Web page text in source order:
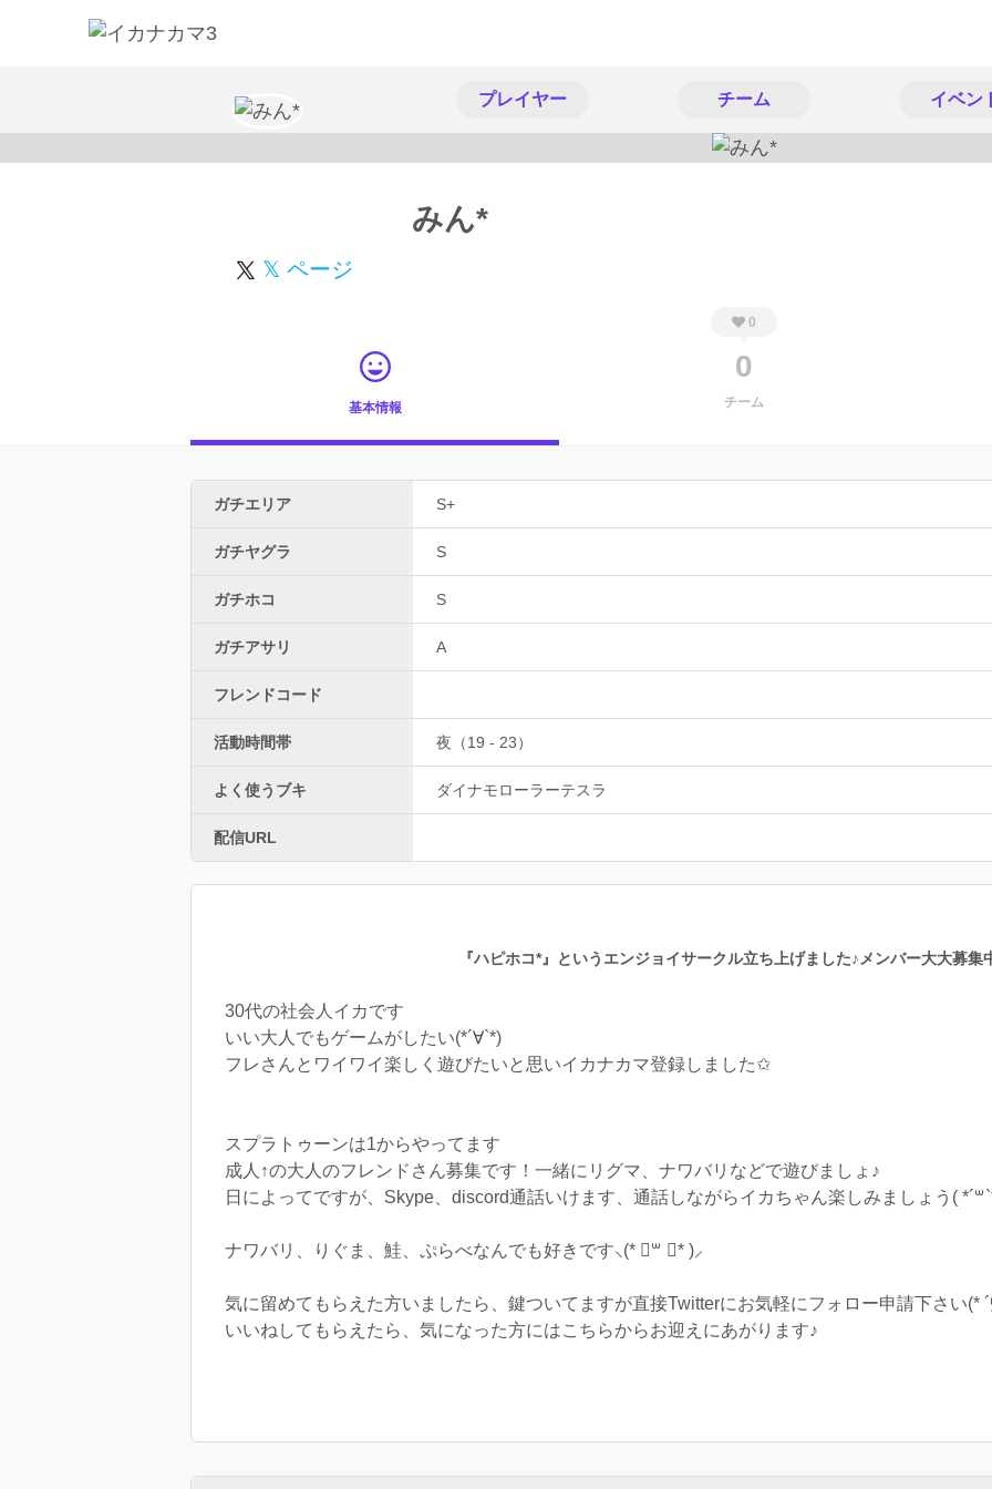
プレイヤー チーム イベン
みん*
𝕏 ページ
基本情報
0
0
チーム
ガチエリア S+
ガチヤグラ S
ガチホコ S
ガチアサリ A
フレンドコード
活動時間帯 夜（19 - 23）
よく使うブキ ダイナモローラーテスラ
配信URL
『ハピホコ*』というエンジョイサークル立ち上げました♪メンバー大大募集
30代の社会人イカです
いい大人でもゲームがしたい(*´∀`*)
フレさんとワイワイ楽しく遊びたいと思いイカナカマ登録しました✩
スプラトゥーンは1からやってます
成人↑の大人のフレンドさん募集です！一緒にリグマ、ナワバリなどで遊びましょ♪
日によってですが、Skype、discord通話いけます、通話しながらイカちゃん楽しみましょう(
ナワバリ、りぐま、鮭、ぷらべなんでも好きです⸜(* ॑꒳ ॑* )⸝
気に留めてもらえた方いましたら、鍵ついてますが直接Twitterにお気軽にフォロー申請下さい(*
いいねしてもらえたら、気になった方にはこちらからお迎えにあがります♪